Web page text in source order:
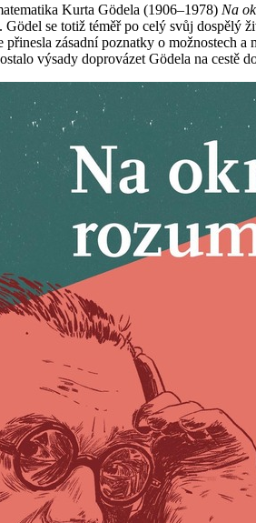
Kurta Gödela (1906–1978) Na
Gödel se totiž téměř po celý svůj
zásadní poznatky o možnostech
výsady doprovázet Gödela na cestě